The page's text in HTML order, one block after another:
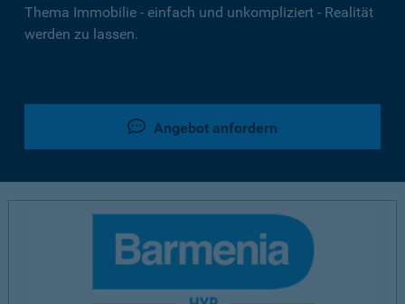
Thema Immobilie - einfach und unkompliziert - Realität
werden zu lassen.
Angebot anfordern